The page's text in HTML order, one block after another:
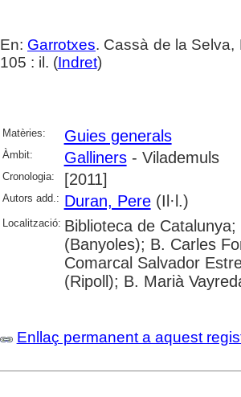
En: Garrotxes. Cassà de la Selva,
105 : il. (Indret)
Matèries: Guies generals
Àmbit: Galliners- Vilademuls
Cronologia: [2011]
Autors add.: Duran, Pere(Il·l.)
Localització: Biblioteca de
(Banyoles); B. Carles
Comarcal Salvador
(Ripoll); B. Marià
Enllaç permanent a aquest